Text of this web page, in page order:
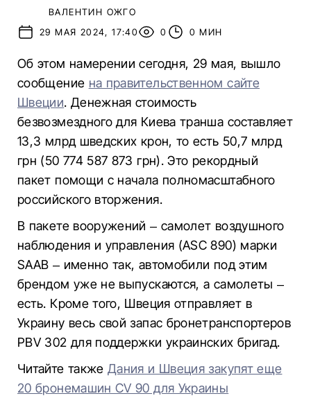
ВАЛЕНТИН ОЖГО
29 МАЯ 2024, 17:40
0 0 МИН
Об этом намерении сегодня, 29 мая, вышло
сообщение на правительственном сайте
Швеции. Денежная стоимость
безвозмездного для Киева транша составляет
13,3 млрд шведских крон, то есть 50,7 млрд
грн (50 774 587 873 грн). Это рекордный
пакет помощи с начала полномасштабного
российского вторжения.
В пакете вооружений – самолет воздушного
наблюдения и управления (ASC 890) марки
SAAB – именно так, автомобили под этим
брендом уже не выпускаются, а самолеты –
есть. Кроме того, Швеция отправляет в
Украину весь свой запас бронетранспортеров
PBV 302 для поддержки украинских бригад.
Читайте такжеДания и Швеция закупят еще
20 бронемашин CV 90 для Украины